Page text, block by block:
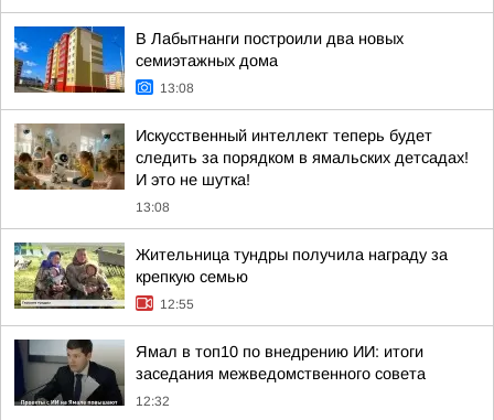
В Лабытнанги построили два новых
семиэтажных дома
13:08
Искусственный интеллект теперь будет
следить за порядком в ямальских детсадах!
И это не шутка!
13:08
Жительница тундры получила награду за
крепкую семью
12:55
Ямал в топ10 по внедрению ИИ: итоги
заседания межведомственного совета
12:32